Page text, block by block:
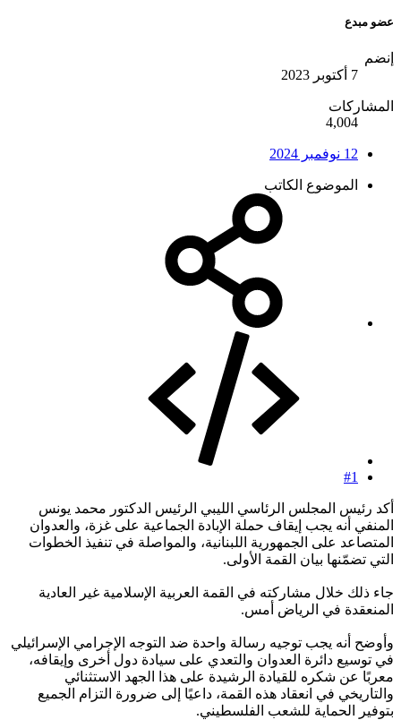
عضو مبدع
إنضم
7 أكتوبر 2023
المشاركات
4,004
12 نوفمبر 2024
الموضوع الكاتب
#1
أكد رئيس المجلس الرئاسي الليبي الرئيس الدكتور محمد يونس
المنفي أنه يجب إيقاف حملة الإبادة الجماعية على غزة، والعدوان
المتصاعد على الجمهورية اللبنانية، والمواصلة في تنفيذ الخطوات
التي تضمّنها بيان القمة الأولى.
جاء ذلك خلال مشاركته في القمة العربية الإسلامية غير العادية
المنعقدة في الرياض أمس.
وأوضح أنه يجب توجيه رسالة واحدة ضد التوجه الإجرامي الإسرائيلي
في توسيع دائرة العدوان والتعدي على سيادة دول أخرى وإيقافه،
معربًا عن شكره للقيادة الرشيدة على هذا الجهد الاستثنائي
والتاريخي في انعقاد هذه القمة، داعيًا إلى ضرورة التزام الجميع
بتوفير الحماية للشعب الفلسطيني.